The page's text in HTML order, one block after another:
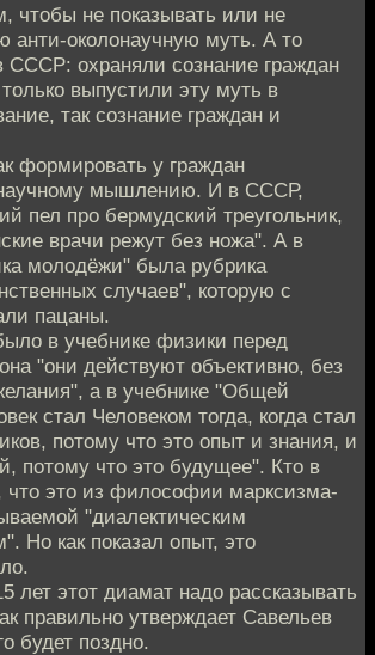
чтобы не показывать или не
анти-околонаучную муть. А то
СССР: охраняли сознание граждан
выпустили эту муть в
так сознание граждан и
формировать у граждан
научному мышлению. И в СССР,
пел про бермудский треугольник,
врачи режут без ножа". А в
молодёжи" была рубрика
случаев", которую с
пацаны.
в учебнике физики перед
"они действуют объективно, без
а в учебнике "Общей
стал Человеком тогда, когда стал
потому что это опыт и знания, и
потому что это будущее". Кто в
что это из философии марксизма-
"диалектическим
Но как показал опыт, это
лет этот диамат надо рассказывать
правильно утверждает Савельев
будет поздно.